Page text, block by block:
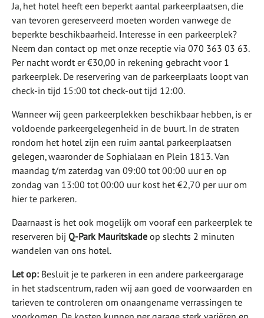
Ja, het hotel heeft een beperkt aantal parkeerplaatsen, die
van tevoren gereserveerd moeten worden vanwege de
beperkte beschikbaarheid. Interesse in een parkeerplek?
Neem dan contact op met onze receptie via 070 363 03 63.
Per nacht wordt er €30,00 in rekening gebracht voor 1
parkeerplek. De reservering van de parkeerplaats loopt van
check-in tijd 15:00 tot check-out tijd 12:00.
Wanneer wij geen parkeerplekken beschikbaar hebben, is er
voldoende parkeergelegenheid in de buurt. In de straten
rondom het hotel zijn een ruim aantal parkeerplaatsen
gelegen, waaronder de Sophialaan en Plein 1813. Van
maandag t/m zaterdag van 09:00 tot 00:00 uur en op
zondag van 13:00 tot 00:00 uur kost het €2,70 per uur om
hier te parkeren.
Daarnaast is het ook mogelijk om vooraf een parkeerplek te
reserveren bij Q-Park Mauritskade op slechts 2 minuten
wandelen van ons hotel.
Let op: Besluit je te parkeren in een andere parkeergarage
in het stadscentrum, raden wij aan goed de voorwaarden en
tarieven te controleren om onaangename verrassingen te